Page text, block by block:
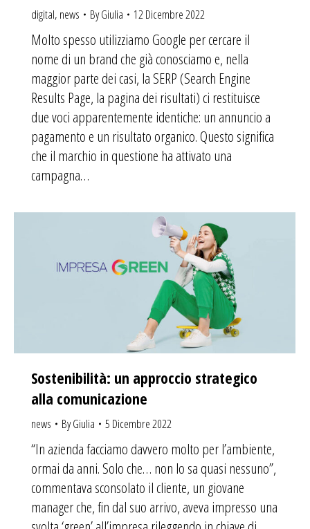
digital, news ByGiulia 12 Dicembre 2022
Molto spesso utilizziamo Google per cercare il
nome di un brand che già conosciamo e, nella
maggior parte dei casi, la SERP (Search Engine
Results Page, la pagina dei risultati) ci restituisce
due voci apparentemente identiche: un annuncio a
pagamento e un risultato organico. Questo significa
che il marchio in questione ha attivato una
campagna…
Sostenibilità: un approccio strategico
alla comunicazione
news ByGiulia 5 Dicembre 2022
“In azienda facciamo davvero molto per l’ambiente,
ormai da anni. Solo che… non lo sa quasi nessuno”,
commentava sconsolato il cliente, un giovane
manager che, fin dal suo arrivo, aveva impresso una